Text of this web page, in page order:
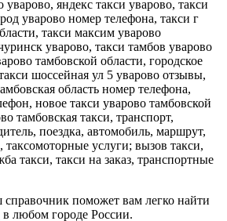
уварово, яндекс такси уварово, такси
уварово номер телефона, такси г
такси максим уварово
уварово, такси тамбов уварово
тамбовской области, городское
шоссейная ул 5 уварово отзывы,
область номер телефона,
новое такси уварово тамбовской
тамбовская такси, транспорт,
поездка, автомобиль, маршрут,
таксомоторные услуги; вызов такси,
такси, такси на заказ, транспортные
поможет вам легко найти
в любом городе России.